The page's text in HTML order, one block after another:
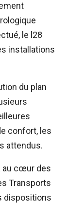
le l28
installations
du plan
confort, les
attendus.
au cœur des
Transports
dispositions